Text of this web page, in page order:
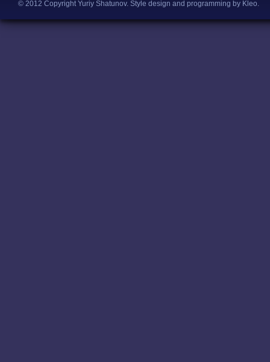
© 2012 Copyright Yuriy Shatunov. Style design and programming by Kleo.